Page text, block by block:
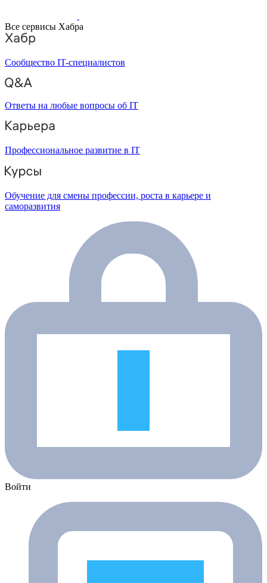
Все сервисы Хабра
Сообщество IT-специалистов
Ответы на любые вопросы об IT
Профессиональное развитие в IT
Обучение для смены профессии, роста в карьере и
саморазвития
Войти